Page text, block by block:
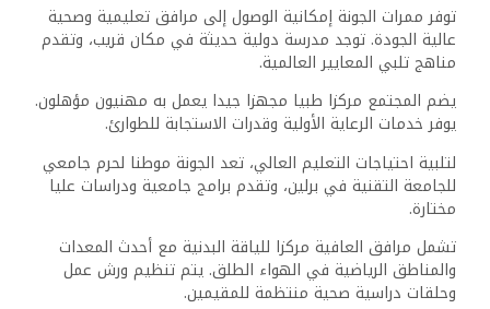
توفر ممرات الجونة إمكانية الوصول إلى مرافق تعليمية وصحية
عالية الجودة. توجد مدرسة دولية حديثة في مكان قريب، وتقدم
مناهج تلبي المعايير العالمية.
يضم المجتمع مركزا طبيا مجهزا جيدا يعمل به مهنيون مؤهلون.
يوفر خدمات الرعاية الأولية وقدرات الاستجابة للطوارئ.
لتلبية احتياجات التعليم العالي، تعد الجونة موطنا لحرم جامعي
للجامعة التقنية في برلين، وتقدم برامج جامعية ودراسات عليا
مختارة.
تشمل مرافق العافية مركزا للياقة البدنية مع أحدث المعدات
والمناطق الرياضية في الهواء الطلق. يتم تنظيم ورش عمل
وحلقات دراسية صحية منتظمة للمقيمين.